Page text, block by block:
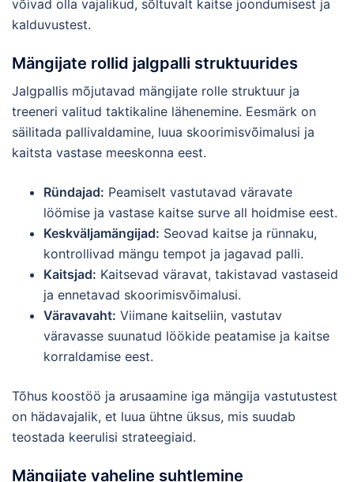
võivad olla vajalikud, sõltuvalt kaitse joondumisest ja
kalduvustest.
Mängijate rollid jalgpalli struktuurides
Jalgpallis mõjutavad mängijate rolle struktuur ja
treeneri valitud taktikaline lähenemine. Eesmärk on
säilitada pallivaldamine, luua skoorimisvõimalusi ja
kaitsta vastase meeskonna eest.
Ründajad: Peamiselt vastutavad väravate
löömise ja vastase kaitse surve all hoidmise eest.
Keskväljamängijad: Seovad kaitse ja rünnaku,
kontrollivad mängu tempot ja jagavad palli.
Kaitsjad: Kaitsevad väravat, takistavad vastaseid
ja ennetavad skoorimisvõimalusi.
Väravavaht: Viimane kaitseliin, vastutav
väravasse suunatud löökide peatamise ja kaitse
korraldamise eest.
Tõhus koostöö ja arusaamine iga mängija vastutustest
on hädavajalik, et luua ühtne üksus, mis suudab
teostada keerulisi strateegiaid.
Mängijate vaheline suhtlemine